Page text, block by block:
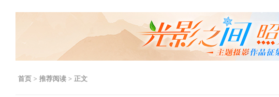
首页 > 推荐阅读 > 正文